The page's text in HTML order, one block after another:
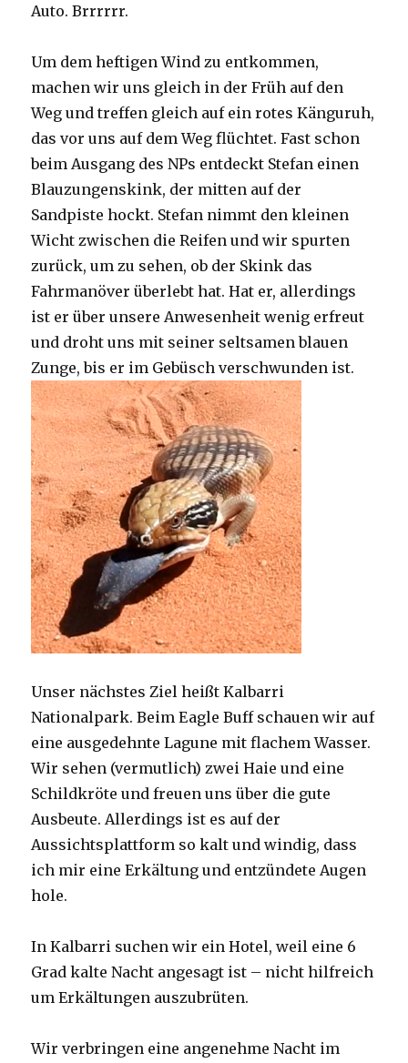
Auto. Brrrrrr.
Um dem heftigen Wind zu entkommen,
machen wir uns gleich in der Früh auf den
Weg und treffen gleich auf ein rotes Känguruh,
das vor uns auf dem Weg flüchtet. Fast schon
beim Ausgang des NPs entdeckt Stefan einen
Blauzungenskink, der mitten auf der
Sandpiste hockt. Stefan nimmt den kleinen
Wicht zwischen die Reifen und wir spurten
zurück, um zu sehen, ob der Skink das
Fahrmanöver überlebt hat. Hat er, allerdings
ist er über unsere Anwesenheit wenig erfreut
und droht uns mit seiner seltsamen blauen
Zunge, bis er im Gebüsch verschwunden ist.
Unser nächstes Ziel heißt Kalbarri
Nationalpark. Beim Eagle Buff schauen wir auf
eine ausgedehnte Lagune mit flachem Wasser.
Wir sehen (vermutlich) zwei Haie und eine
Schildkröte und freuen uns über die gute
Ausbeute. Allerdings ist es auf der
Aussichtsplattform so kalt und windig, dass
ich mir eine Erkältung und entzündete Augen
hole.
In Kalbarri suchen wir ein Hotel, weil eine 6
Grad kalte Nacht angesagt ist – nicht hilfreich
um Erkältungen auszubrüten.
Wir verbringen eine angenehme Nacht im